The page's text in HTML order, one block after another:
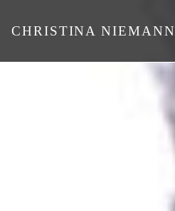
CHRISTINA NIEMANN